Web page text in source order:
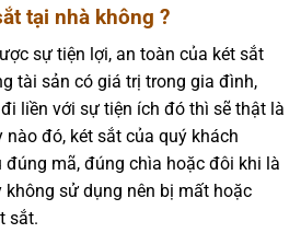
tại nhà không ?
sự tiện lợi, an toàn của két sắt
tài sản có giá trị trong gia đình,
liền với sự tiện ích đó thì sẽ thật là
đó, két sắt của quý khách
mã, đúng chìa hoặc đôi khi là
sử dụng nên bị mất hoặc
sắt.